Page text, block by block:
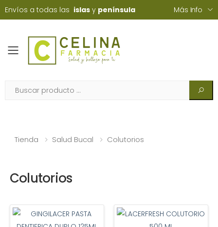
Envíos a todas las islas y península Más Info
Toggle mobile menu
Tienda Salud Bucal Colutorios
Colutorios